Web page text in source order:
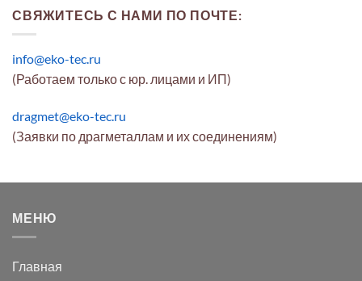
СВЯЖИТЕСЬ С НАМИ ПО ПОЧТЕ:
info@eko-tec.ru
(Работаем только с юр. лицами и ИП)
dragmet@eko-tec.ru
(Заявки по драгметаллам и их соединениям)
МЕНЮ
Главная